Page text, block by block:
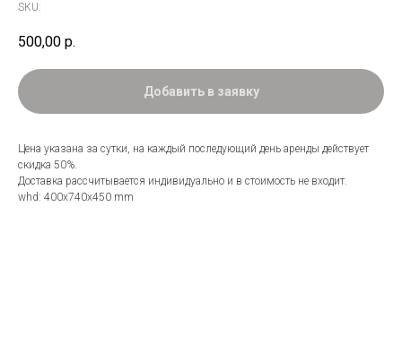
SKU:
500,00 р.
Добавить в заявку
Цена указана за сутки, на каждый последующий день аренды действует
скидка 50%.
Доставка рассчитывается индивидуально и в стоимость не входит.
whd: 400x740x450 mm